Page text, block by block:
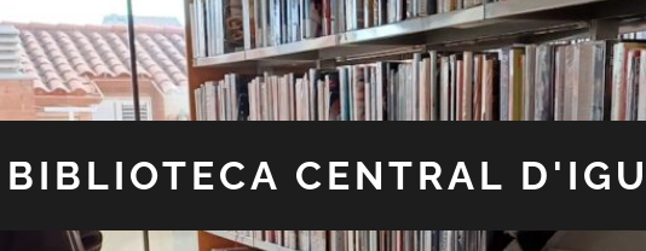
BIBLIOTECA CENTRAL